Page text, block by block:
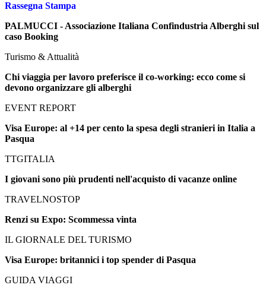
Rassegna Stampa
PALMUCCI - Associazione Italiana Confindustria Alberghi sul
caso Booking
Turismo & Attualità
Chi viaggia per lavoro preferisce il co-working: ecco come si
devono organizzare gli alberghi
EVENT REPORT
Visa Europe: al +14 per cento la spesa degli stranieri in Italia a
Pasqua
TTGITALIA
I giovani sono più prudenti nell'acquisto di vacanze online
TRAVELNOSTOP
Renzi su Expo: Scommessa vinta
IL GIORNALE DEL TURISMO
Visa Europe: britannici i top spender di Pasqua
GUIDA VIAGGI